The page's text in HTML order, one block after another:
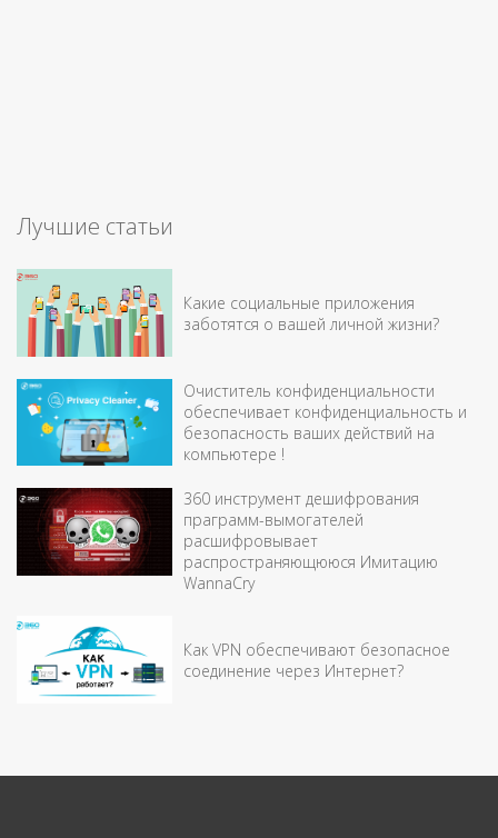
Лучшие статьи
Какие социальные приложения
заботятся о вашей личной жизни?
Очиститель конфиденциальности
обеспечивает конфиденциальность и
безопасность ваших действий на
компьютере !
360 инструмент дешифрования
праграмм-вымогателей
расшифровывает
распространяющююся Имитацию
WannaCry
Как VPN обеспечивают безопасное
соединение через Интернет?